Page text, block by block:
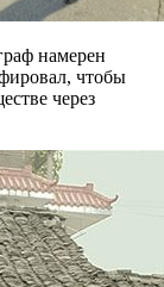
намерен
чтобы
через